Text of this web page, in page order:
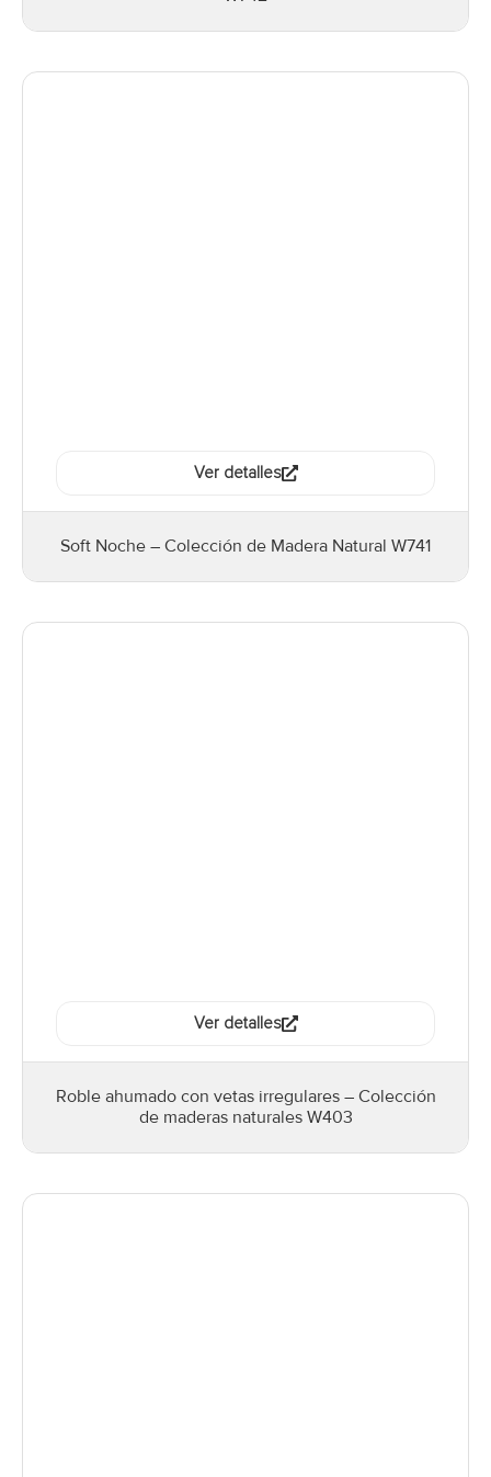
Ver detalles
Soft Noche – Colección de Madera Natural W741
Ver detalles
Roble ahumado con vetas irregulares – Colección
de maderas naturales W403